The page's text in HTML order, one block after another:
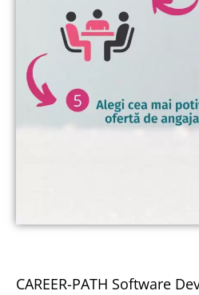
CAREER-PATH Software